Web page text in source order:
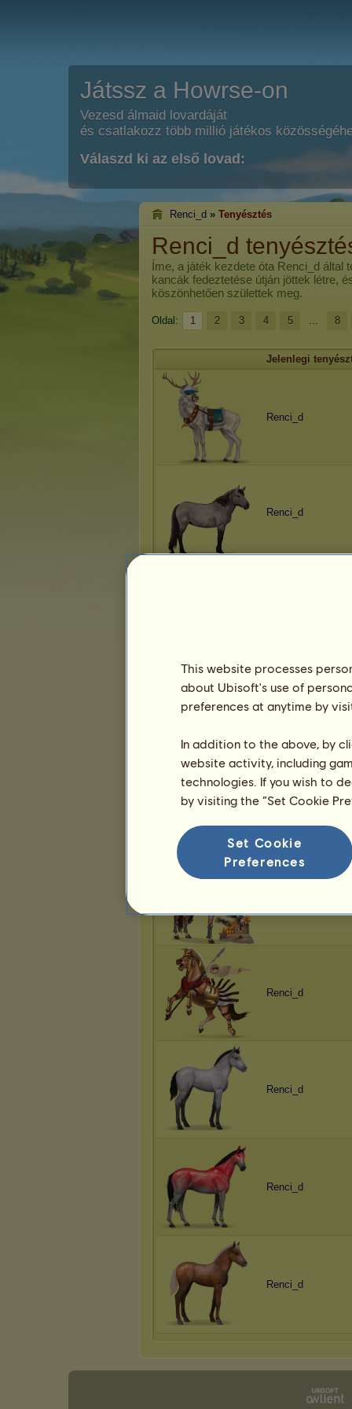
Játssz a Howrse-on
Vezesd álmaid lovardáját
és csatlakozz több millió játékos
Válaszd ki az első lovad:
Renci_d » Tenyésztés
Renci_d
Íme, a játék kezdete óta Renci_d által
kancák fedeztetése útján jöttek létre,
köszönhetően születtek meg.
Oldal: 1 2 3 4 5 ... 8
Jelenlegi
Renci_d
Renci_d
Renci_d
Renci_d
Renci_d
Renci_d
Renci_d
Renci_d
This website processes
about Ubisoft's use of
preferences at anytime by
In addition to the above, by
website activity, including
technologies. If you wish to
by visiting the “Set Cookie
Set Cookie
Preferences